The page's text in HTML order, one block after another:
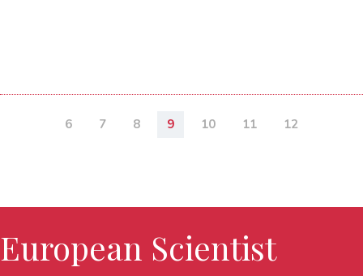
6 7 8 9 10 11 12
European Scientist